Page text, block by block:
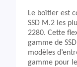
Le boîtier est
SSD M.2 les
2280. Cette
gamme de
modèles
gamme pour